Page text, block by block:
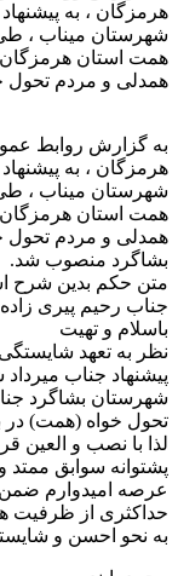
هرمزگان ، به
شهرستان میناب ،
همت استان
همدلی و مردم تحول
به گزارش روابط
هرمزگان ، به
شهرستان میناب ،
همت استان
همدلی و مردم
بشاگرد منصوب شد.
متن حکم بدین شرح
جناب رحیم پیری زاده
باسلام و تهیت
نظر به تعهد
پیشنهاد جناب
شهرستان بشاگرد
تحول خواه (همت)
لذا با نصب و العین
پشتوانه سوابق ممتد
عرصه امیدوارم ضمن
حداکثری از ظرفیت
به نحو احسن و